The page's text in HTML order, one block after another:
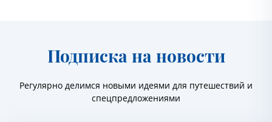
Подписка на новости
Регулярно делимся новыми идеями для путешествий и
спецпредложениями